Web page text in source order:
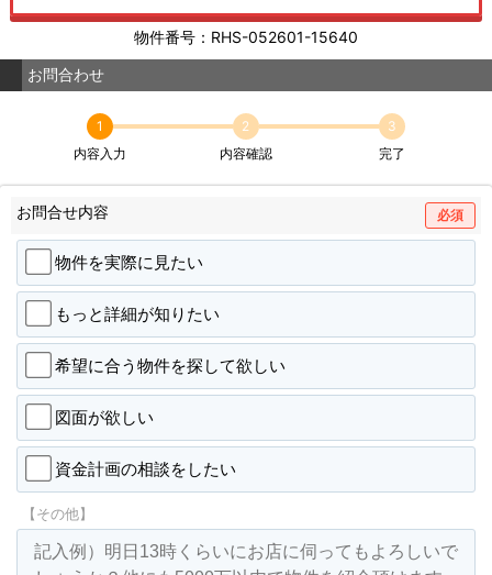
物件番号：RHS-052601-15640
お問合わせ
1
内容入力
2
内容確認
3
完了
お問合せ内容 必須
物件を実際に見たい
もっと詳細が知りたい
希望に合う物件を探して欲しい
図面が欲しい
資金計画の相談をしたい
【その他】